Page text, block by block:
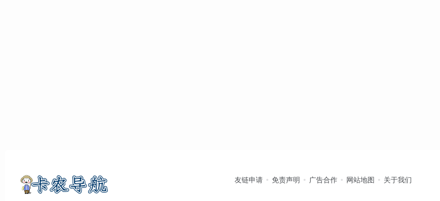
友链申请 免责声明 广告合作 网站地图 关于我们